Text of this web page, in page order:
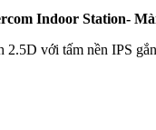
Indoor Station-
với tấm nền IPS